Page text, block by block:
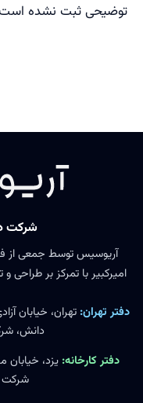
توضیحی ثبت نشده
شرکت
آریوسیس توسط جمعی از
امیرکبیر با تمرکز بر
دفتر تهران: تهران، خیابان
دانش،
دفتر کارخانه:
شرکت